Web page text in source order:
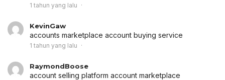
1 tahun yang lalu
KevinGaw
accounts marketplace account buying service
1 tahun yang lalu
RaymondBoose
account selling platform account marketplace